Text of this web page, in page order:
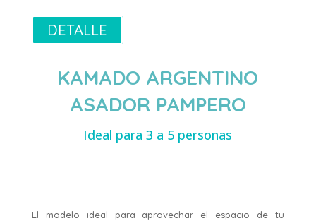
DETALLE
KAMADO ARGENTINO
ASADOR PAMPERO
Ideal para 3 a 5 personas
El modelo ideal para aprovechar el espacio de tu